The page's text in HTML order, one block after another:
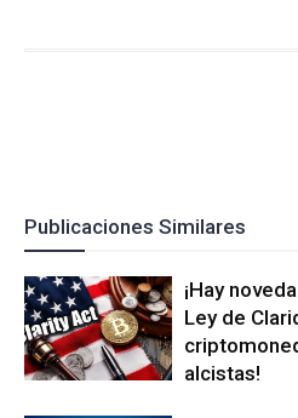
Publicaciones Similares
¡Hay
Ley de
alcistas!